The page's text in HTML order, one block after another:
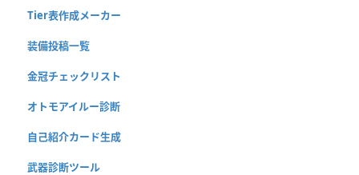
Tier表作成メーカー
装備投稿一覧
金冠チェックリスト
オトモアイルー診断
自己紹介カード生成
武器診断ツール